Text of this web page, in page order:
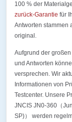
100 % der
zurück-Garantie für
Antworten stammen
original.
Aufgrund der
und Antworten
versprechen. Wir
Informationen von
Testcenter. Unsere
JNCIS JN0-360（
SP)） werden